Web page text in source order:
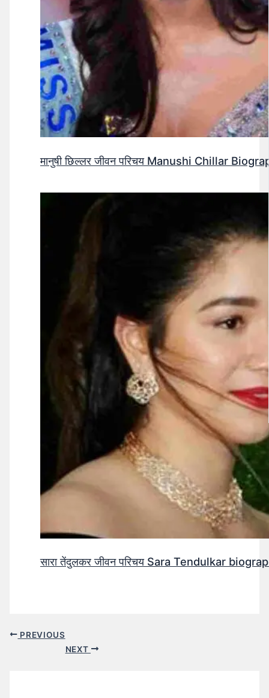
मानुषी छिल्लर जीवन परिचय Manushi Chillar
सारा तेंदुलकर जीवन परिचय Sara Tendulkar
PREVIOUS
NEXT